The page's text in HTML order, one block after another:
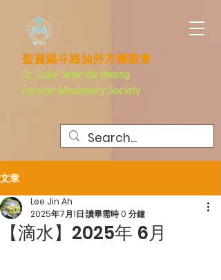
聖黃錫斗路加外方傳教會
St. Luke Seok-du Hwang
Foreign Missionary Society
文章
【滴水】2025年 6月
Lee Jin Ah
2025年7月1日讀畢需時 0 分鐘